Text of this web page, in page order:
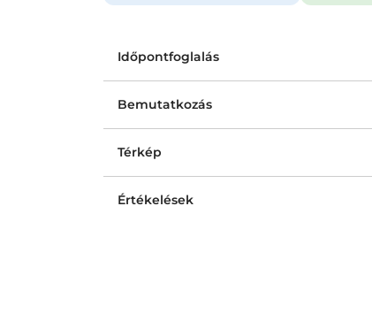
Időpontfoglalás
Bemutatkozás
Térkép
Értékelések